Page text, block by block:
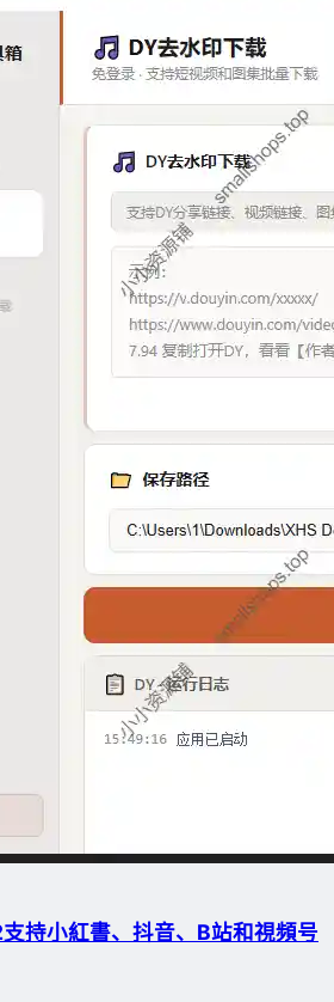
持小紅書、抖音、B站和視頻号